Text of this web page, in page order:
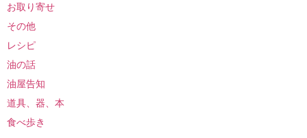
お取り寄せ
その他
レシピ
油の話
油屋告知
道具、器、本
食べ歩き